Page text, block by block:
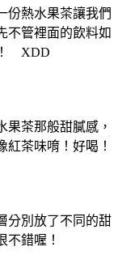
份熱水果茶讓我們
不管裡面的飲料如
！ XDD
果茶那般甜膩感，
紅茶味唷！好喝！
分別放了不同的甜
不錯喔！